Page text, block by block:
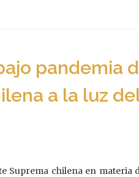
pandemia
a la luz
chilena en materia